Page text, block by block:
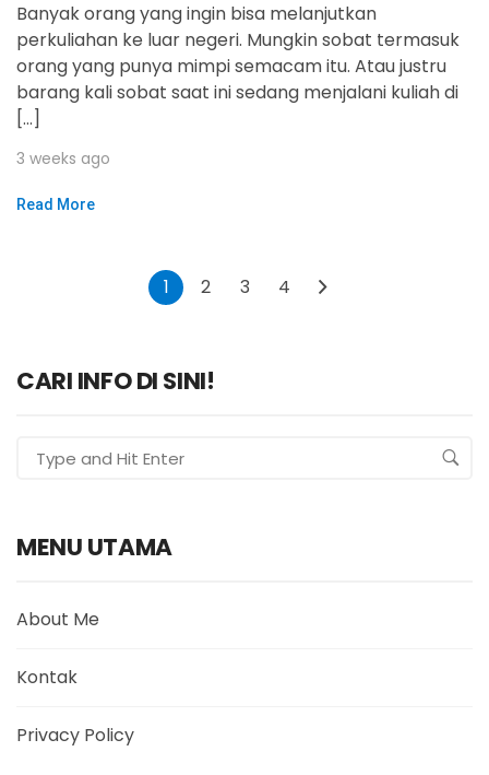
Banyak orang yang ingin bisa melanjutkan
perkuliahan ke luar negeri. Mungkin sobat termasuk
orang yang punya mimpi semacam itu. Atau justru
barang kali sobat saat ini sedang menjalani kuliah di
[…]
3 weeks ago
Read More
1 2 3 4
CARI INFO DI SINI!
MENU UTAMA
About Me
Kontak
Privacy Policy